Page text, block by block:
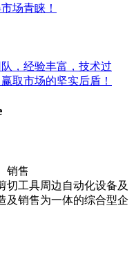
场青睐！
，经验丰富，技术过
取市场的坚实后盾！
销售
切工具周边自动化设备及
及销售为一体的综合型企